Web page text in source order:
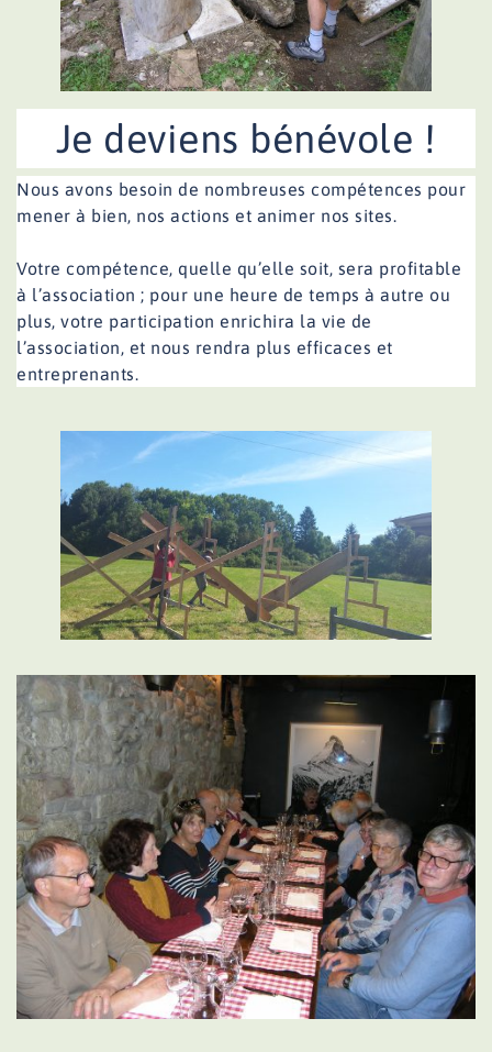
Je deviens bénévole !
Nous avons besoin de nombreuses compétences pour
mener à bien, nos actions et animer nos sites.
Votre compétence, quelle qu’elle soit, sera profitable
à l’association ; pour une heure de temps à autre ou
plus, votre participation enrichira la vie de
l’association, et nous rendra plus efficaces et
entreprenants.